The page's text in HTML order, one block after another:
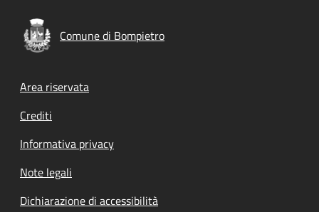
Comune di Bompietro
Footer menu
Area riservata
Crediti
Informativa privacy
Note legali
Dichiarazione di accessibilità